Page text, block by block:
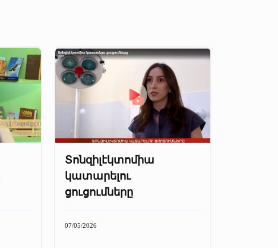
Տոնզիլէկտոմիա
կատարելու
ցուցումները
07/05/2026